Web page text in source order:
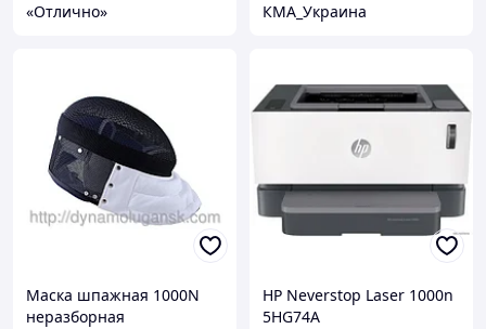
«Отлично» КМА_Украина
Маска шпажная 1000N
неразборная
HP Neverstop Laser 1000n
5HG74A